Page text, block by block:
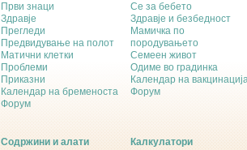
Први знаци
Здравје
Прегледи
Предвидување на полот
Матични клетки
Проблеми
Приказни
Календар на бременоста
Форум
Се за бебето
Здравје и безбедност
Мамичка по
породувањето
Семеен живот
Одиме во градинка
Календар на
Форум
Содржини и алати
Калкулатори